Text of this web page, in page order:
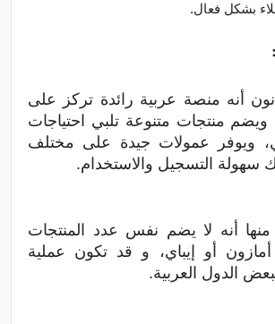
بشكل فعال.
أنه منصة عربية رائدة تركز على
ويضم منتجات متنوعة تلبي احتياجات
ويوفر عمولات جيدة على مختلف
سهولة التسجيل والاستخدام.
أنه لا يضم نفس عدد المنتجات
أمازون أو إيباي، و قد تكون عملية
الدول العربية.